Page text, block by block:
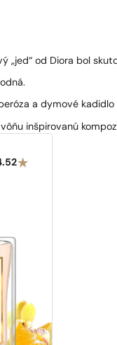
„jed“ od Diora bol
a dymové
inšpirovanú